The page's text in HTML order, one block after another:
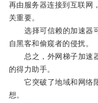
再由服务器连接到互联网
关重要。
选择可信赖的加速器可
自黑客和偷窥者的侵扰。
总之，外网梯子加速器
的得力助手。
它突破了地域和网络限
想。